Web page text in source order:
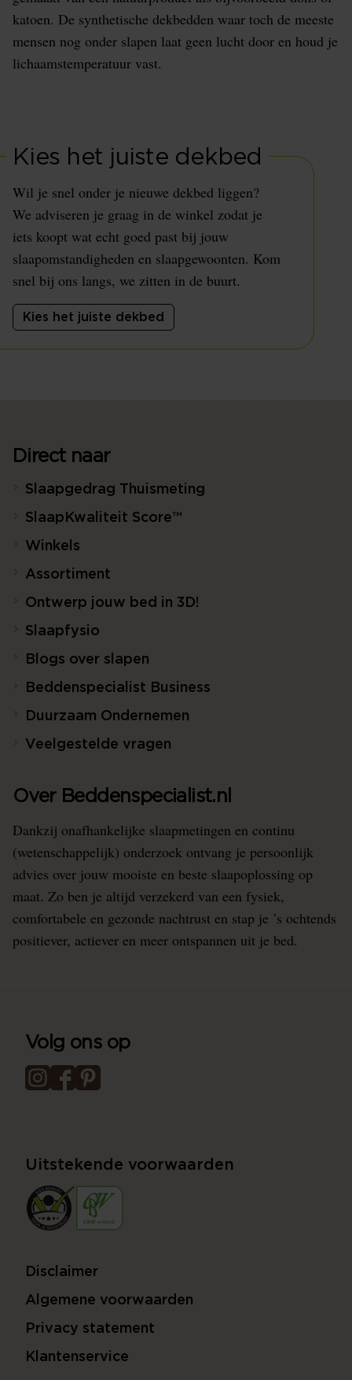
katoen. De synthetische dekbedden waar toch de meeste
mensen nog onder slapen laat geen lucht door en houd je
lichaamstemperatuur vast.
Kies het juiste dekbed
Wil je snel onder je nieuwe dekbed liggen?
We adviseren je graag in de winkel zodat je
iets koopt wat echt goed past bij jouw
slaapomstandigheden en slaapgewoonten. Kom
snel bij ons langs, we zitten in de buurt.
Kies het juiste dekbed
Direct naar
Slaapgedrag Thuismeting
SlaapKwaliteit Score™
Winkels
Assortiment
Ontwerp jouw bed in 3D!
Slaapfysio
Blogs over slapen
Beddenspecialist Business
Duurzaam Ondernemen
Veelgestelde vragen
Over Beddenspecialist.nl
Dankzij onafhankelijke slaapmetingen en continu
(wetenschappelijk) onderzoek ontvang je persoonlijk
advies over jouw mooiste en beste slaapoplossing op
maat. Zo ben je altijd verzekerd van een fysiek,
comfortabele en gezonde nachtrust en stap je ’s ochtends
positiever, actiever en meer ontspannen uit je bed.
Volg ons op
Uitstekende voorwaarden
Disclaimer
Algemene voorwaarden
Privacy statement
Klantenservice